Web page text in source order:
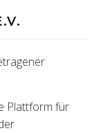
Plattform für